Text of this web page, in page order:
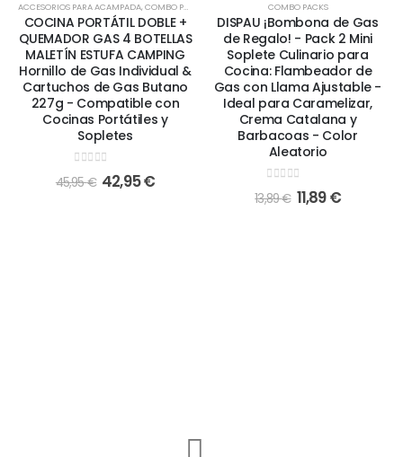
ACCESORIOS PARA ACAMPADA,COMBO PACKS
COCINA PORTÁTIL DOBLE +
QUEMADOR GAS 4 BOTELLAS
MALETÍN ESTUFA CAMPING
Hornillo de Gas Individual &
Cartuchos de Gas Butano
227g - Compatible con
Cocinas Portátiles y
Sopletes
out of 5
45,95€ 42,95€
COMBO PACKS
DISPAU ¡Bombona de Gas
de Regalo! - Pack 2 Mini
Soplete Culinario para
Cocina: Flambeador de
Gas con Llama Ajustable -
Ideal para Caramelizar,
Crema Catalana y
Barbacoas - Color
Aleatorio
out of 5
13,89€ 11,89€